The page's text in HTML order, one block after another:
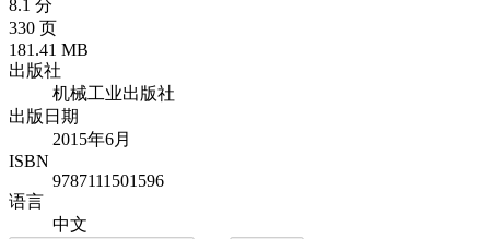
8.1 分
330 页
181.41 MB
出版社
机械工业出版社
出版日期
2015年6月
ISBN
9787111501596
语言
中文